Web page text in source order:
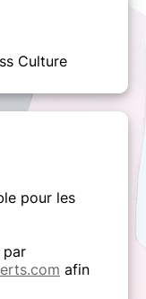
Culture
pour les
par
afin